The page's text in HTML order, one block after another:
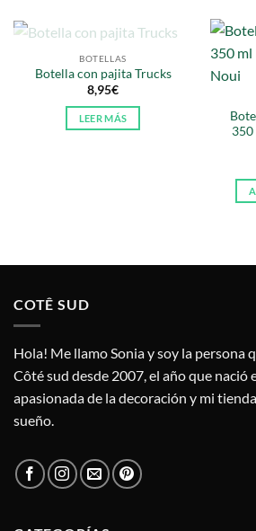
SIN EXISTENCIAS
BOTELLAS
Botella con pajita Trucks
8,95€
LEER MÁS
350
COTÊ SUD
Hola! Me llamo Sonia y soy la persona
Côté sud desde 2007, el año que nació
apasionada de la decoración y mi
sueño.